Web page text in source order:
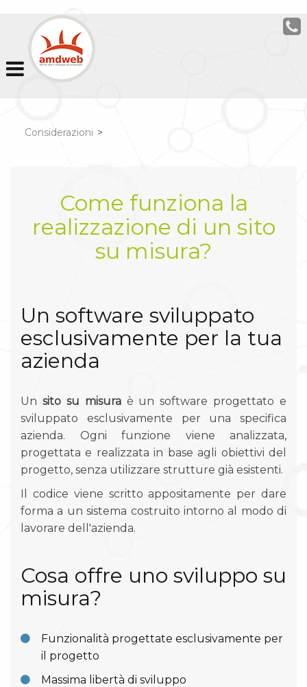
Considerazioni >
Come funziona la
realizzazione di un sito
su misura?
Un software sviluppato
esclusivamente per la tua
azienda
Un sito su misuraè un software progettato e
sviluppato esclusivamente per una specifica
azienda. Ogni funzione viene analizzata,
progettata e realizzata in base agli obiettivi del
progetto, senza utilizzare strutture già esistenti.
Il codice viene scritto appositamente per dare
forma a un sistema costruito intorno al modo di
lavorare dell'azienda.
Cosa offre uno sviluppo su
misura?
Funzionalità progettate esclusivamente per
il progetto
Massima libertà di sviluppo